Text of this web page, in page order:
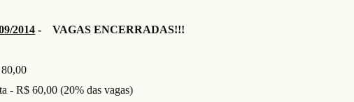
2014 - VAGAS ENCERRADAS!!!
- R$ 60,00 (20% das vagas)